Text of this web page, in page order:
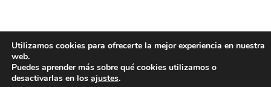
Utilizamos cookies para ofrecerte la mejor experiencia en nuestra
web.
Puedes aprender más sobre qué cookies utilizamos o
desactivarlas en los ajustes.